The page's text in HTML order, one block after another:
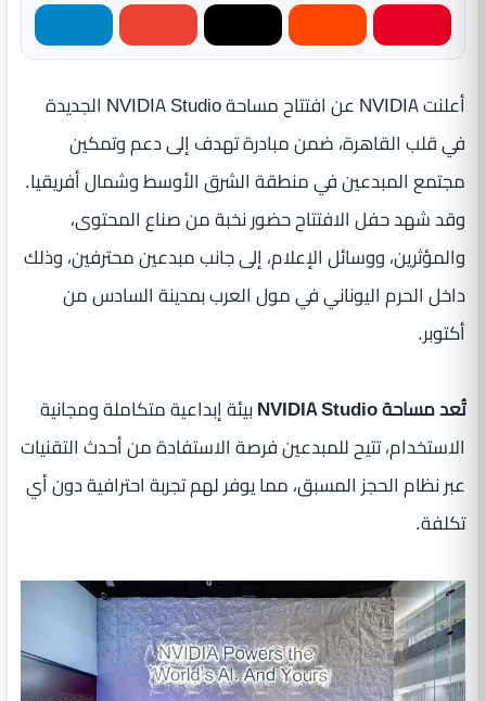
أعلنت NVIDIA عن افتتاح مساحة NVIDIA Studio الجديدة
في قلب القاهرة، ضمن مبادرة تهدف إلى دعم وتمكين
مجتمع المبدعين في منطقة الشرق الأوسط وشمال أفريقيا.
وقد شهد حفل الافتتاح حضور نخبة من صناع المحتوى،
والمؤثرين، ووسائل الإعلام، إلى جانب مبدعين محترفين، وذلك
داخل الحرم اليوناني في مول العرب بمدينة السادس من
أكتوبر.
تُعد مساحة NVIDIA Studio
بيئة إبداعية متكاملة ومجانية
الاستخدام، تتيح للمبدعين فرصة الاستفادة من أحدث التقنيات
عبر نظام الحجز المسبق، مما يوفر لهم تجربة احترافية دون أي
تكلفة.